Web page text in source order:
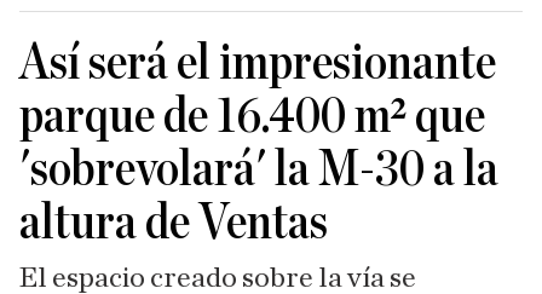
Así será el impresionante
parque de 16.400 m² que
'sobrevolará' la M-30 a la
altura de Ventas
El espacio creado sobre la vía se